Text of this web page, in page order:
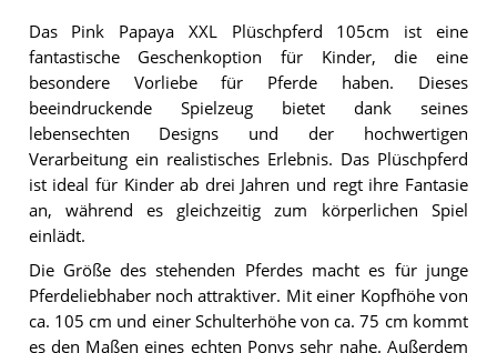
Das Pink Papaya XXL Plüschpferd 105cm ist eine
fantastische Geschenkoption für Kinder, die eine
besondere Vorliebe für Pferde haben. Dieses
beeindruckende Spielzeug bietet dank seines
lebensechten Designs und der hochwertigen
Verarbeitung ein realistisches Erlebnis. Das Plüschpferd
ist ideal für Kinder ab drei Jahren und regt ihre Fantasie
an, während es gleichzeitig zum körperlichen Spiel
einlädt.
Die Größe des stehenden Pferdes macht es für junge
Pferdeliebhaber noch attraktiver. Mit einer Kopfhöhe von
ca. 105 cm und einer Schulterhöhe von ca. 75 cm kommt
es den Maßen eines echten Ponys sehr nahe. Außerdem